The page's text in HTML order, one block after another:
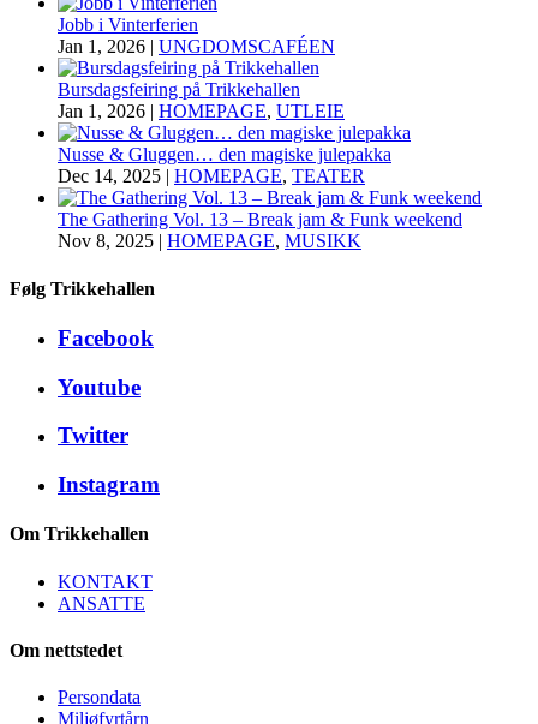
Jobb i Vinterferien
Jan 1, 2026 | UNGDOMSCAFÉEN
Bursdagsfeiring på Trikkehallen
Jan 1, 2026 | HOMEPAGE, UTLEIE
Nusse & Gluggen… den magiske julepakka
Dec 14, 2025 | HOMEPAGE, TEATER
The Gathering Vol. 13 – Break jam & Funk weekend
Nov 8, 2025 | HOMEPAGE, MUSIKK
Følg Trikkehallen
Facebook
Youtube
Twitter
Instagram
Om Trikkehallen
KONTAKT
ANSATTE
Om nettstedet
Persondata
Miljøfyrtårn